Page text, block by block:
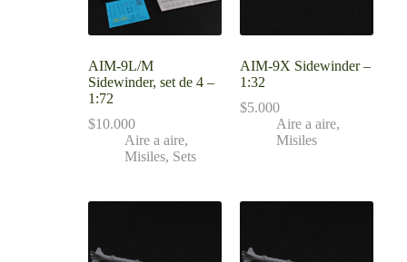
AIM-9L/M
Sidewinder, set de 4 –
1:72
$10.000
Aire a aire,
Misiles, Sets
AIM-9X Sidewinder –
1:32
$5.000
Aire a aire,
Misiles